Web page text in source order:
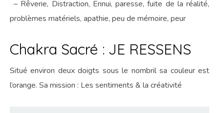
– Rêverie, Distraction, Ennui, paresse, fuite de la réalité,
problèmes matériels, apathie, peu de mémoire, peur
Chakra Sacré : JE RESSENS
Situé environ deux doigts sous le nombril sa couleur est
l’orange. Sa mission : Les sentiments & la créativité